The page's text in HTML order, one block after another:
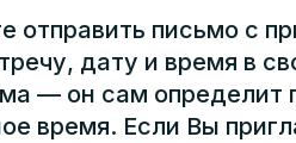
отправить письмо с
дату и время в
— он сам определит
время. Если Вы